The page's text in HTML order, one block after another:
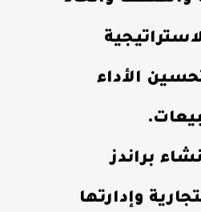
الأداء
براندز
وإدارتها